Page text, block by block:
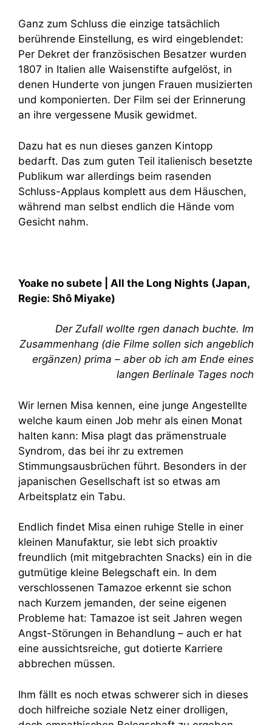
Ganz zum Schluss die einzige tatsächlich
berührende Einstellung, es wird eingeblendet:
Per Dekret der französischen Besatzer wurden
1807 in Italien alle Waisenstifte aufgelöst, in
denen Hunderte von jungen Frauen musizierten
und komponierten. Der Film sei der Erinnerung
an ihre vergessene Musik gewidmet.
Dazu hat es nun dieses ganzen Kintopp
bedarft. Das zum guten Teil italienisch besetzte
Publikum war allerdings beim rasenden
Schluss-Applaus komplett aus dem Häuschen,
während man selbst endlich die Hände vom
Gesicht nahm.
Yoake no subete | All the Long Nights (Japan,
Regie: Shô Miyake)
Der Zufall wollte rgen danach buchte. Im
Zusammenhang (die Filme sollen sich angeblich
ergänzen) prima – aber ob ich am Ende eines
langen Berlinale Tages noch
Wir lernen Misa kennen, eine junge Angestellte
welche kaum einen Job mehr als einen Monat
halten kann: Misa plagt das prämenstruale
Syndrom, das bei ihr zu extremen
Stimmungsausbrüchen führt. Besonders in der
japanischen Gesellschaft ist so etwas am
Arbeitsplatz ein Tabu.
Endlich findet Misa einen ruhige Stelle in einer
kleinen Manufaktur, sie lebt sich proaktiv
freundlich (mit mitgebrachten Snacks) ein in die
gutmütige kleine Belegschaft ein. In dem
verschlossenen Tamazoe erkennt sie schon
nach Kurzem jemanden, der seine eigenen
Probleme hat: Tamazoe ist seit Jahren wegen
Angst-Störungen in Behandlung – auch er hat
eine aussichtsreiche, gut dotierte Karriere
abbrechen müssen.
Ihm fällt es noch etwas schwerer sich in dieses
doch hilfreiche soziale Netz einer drolligen,